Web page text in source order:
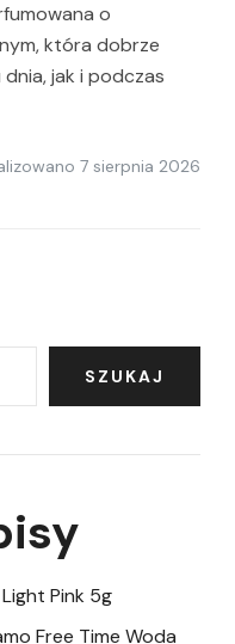
o
która dobrze
jak i podczas
7 sierpnia 2026
SZUKAJ
Pink 5g
Free Time Woda